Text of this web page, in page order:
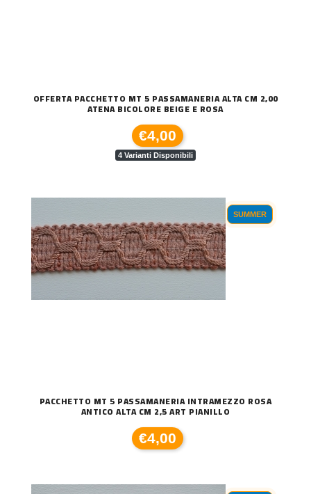
OFFERTA PACCHETTO MT 5 PASSAMANERIA ALTA CM 2,00
ATENA BICOLORE BEIGE E ROSA
€4,00
4 Varianti Disponibili
SUMMER
PACCHETTO MT 5 PASSAMANERIA INTRAMEZZO ROSA
ANTICO ALTA CM 2,5 ART PIANILLO
€4,00